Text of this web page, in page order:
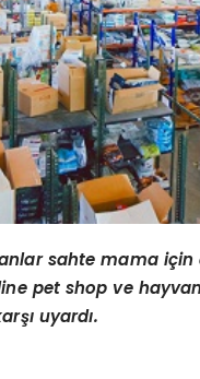
sahte mama
pet shop ve
uyardı.